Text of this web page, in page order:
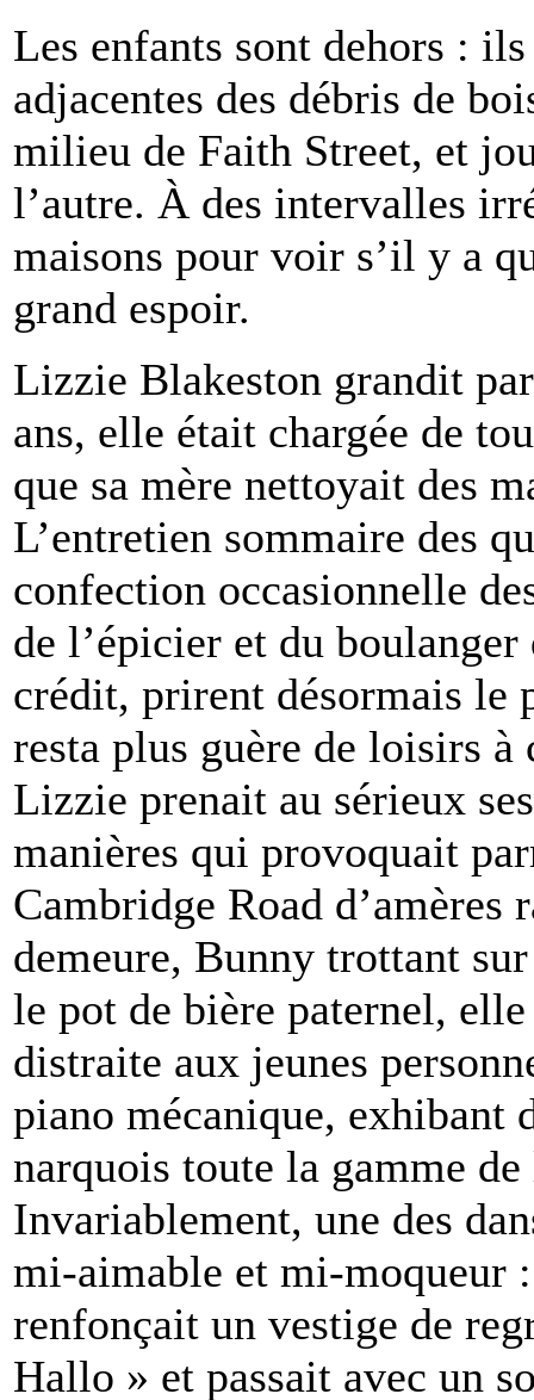
Les enfants sont dehors :
adjacentes des débris de
milieu de Faith Street, et
l’autre. À des intervalles
maisons pour voir s’il y a
grand espoir.
Lizzie Blakeston grandit
ans, elle était chargée de
que sa mère nettoyait des
L’entretien sommaire des
confection occasionnelle
de l’épicier et du
crédit, prirent désormais le
resta plus guère de loisirs à
Lizzie prenait au sérieux
manières qui provoquait
Cambridge Road
demeure, Bunny trottant
le pot de bière paternel,
distraite aux jeunes
piano mécanique, exhibant
narquois toute la gamme
Invariablement, une des
mi-aimable et mi-
renfonçait un vestige de
Hallo » et passait avec un